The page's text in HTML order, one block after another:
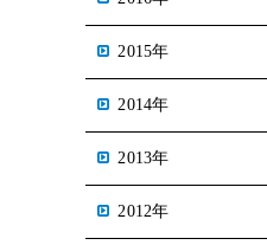
2015年
2014年
2013年
2012年